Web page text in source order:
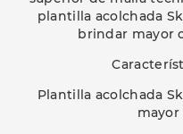
plantilla acolchada
brindar mayor
Plantilla acolchada